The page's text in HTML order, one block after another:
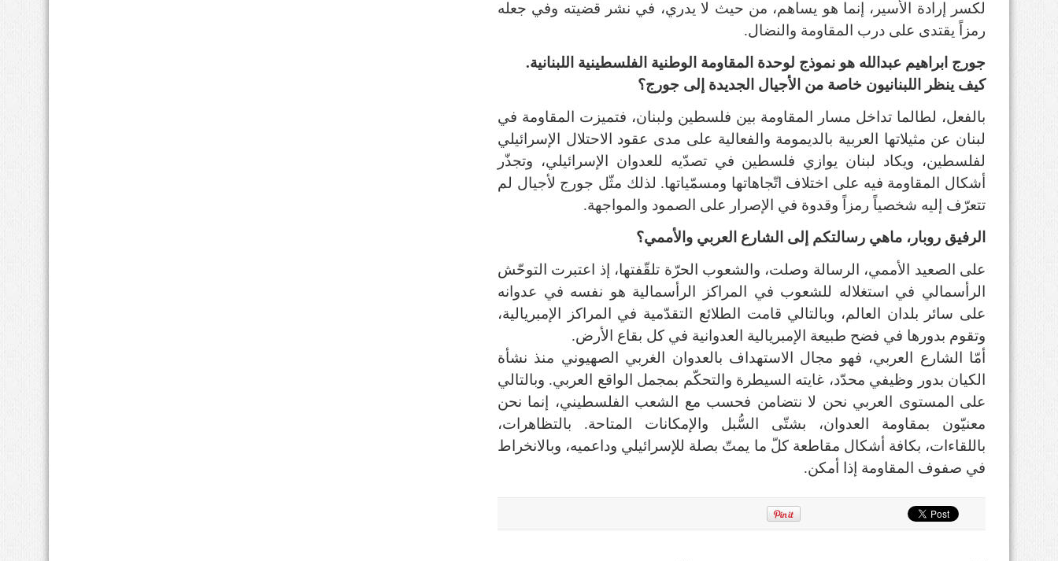
لكسر إرادة الأسير، إنما هو يساهم، من حيث لا يدري، في نشر قضيته وفي جعله
رمزاً يقتدى على درب المقاومة والنضال.
جورج ابراهيم عبدالله هو نموذج لوحدة المقاومة الوطنية الفلسطينية اللبنانية.
كيف ينظر اللبنانيون خاصة من الأجيال الجديدة إلى جورج؟
بالفعل، لطالما تداخل مسار المقاومة بين فلسطين ولبنان، فتميزت المقاومة في
لبنان عن مثيلاتها العربية بالديمومة والفعالية على مدى عقود الاحتلال الإسرائيلي
لفلسطين، ويكاد لبنان يوازي فلسطين في تصدّيه للعدوان الإسرائيلي، وتجذّر
أشكال المقاومة فيه على اختلاف اتّجاهاتها ومسمّياتها. لذلك مثّل جورج لأجيال لم
تتعرّف إليه شخصياً رمزاً وقدوة في الإصرار على الصمود والمواجهة.
الرفيق روبار، ماهي رسالتكم إلى الشارع العربي والأممي؟
على الصعيد الأممي، الرسالة وصلت، والشعوب الحرّة تلقّفتها، إذ اعتبرت التوحّش
الرأسمالي في استغلاله للشعوب في المراكز الرأسمالية هو نفسه في عدوانه
على سائر بلدان العالم، وبالتالي قامت الطلائع التقدّمية في المراكز الإمبريالية،
وتقوم بدورها في فضح طبيعة الإمبريالية العدوانية في كل بقاع الأرض.
أمّا الشارع العربي، فهو مجال الاستهداف بالعدوان الغربي الصهيوني منذ نشأة
الكيان بدور وظيفي محدّد، غايته السيطرة والتحكّم بمجمل الواقع العربي. وبالتالي
على المستوى العربي نحن لا نتضامن فحسب مع الشعب الفلسطيني، إنما نحن
معنيّون بمقاومة العدوان، بشتّى السُّبل والإمكانات المتاحة. بالتظاهرات،
باللقاءات، بكافة أشكال مقاطعة كلّ ما يمتّ بصلة للإسرائيلي وداعميه، وبالانخراط
في صفوف المقاومة إذا أمكن.